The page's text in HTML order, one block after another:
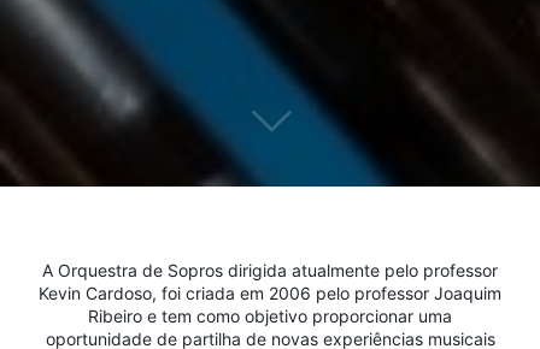
A Orquestra de Sopros dirigida atualmente pelo professor
Kevin Cardoso, foi criada em 2006 pelo professor Joaquim
Ribeiro e tem como objetivo proporcionar uma
oportunidade de partilha de novas experiências musicais